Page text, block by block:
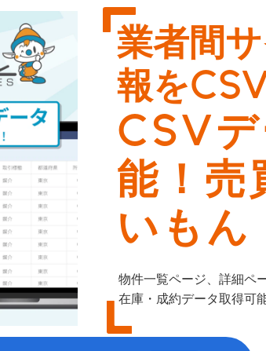
業者間
報を
CSV
能！売
いもん
物件一覧ページ⁨⁩、詳細ペ
在庫・成約データ取得可